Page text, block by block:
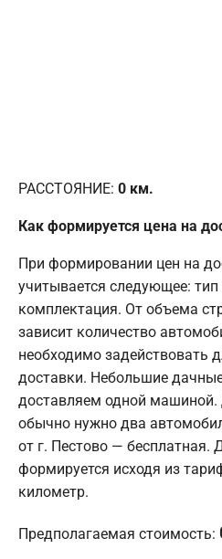
РАССТОЯНИЕ: 0 км.
Как формируется цена на
При формировании цен на
учитывается следующее: тип
комплектация. От объема
зависит количество
необходимо задействовать
доставки. Небольшие
доставляем одной машиной.
обычно нужно два
от г. Пестово — бесплатная.
формируется исходя из
километр.
Предполагаемая стоимость: